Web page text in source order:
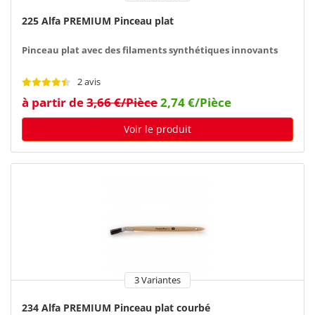
225 Alfa PREMIUM Pinceau plat
Pinceau plat avec des filaments synthétiques innovants
2 avis
à partir de3,66 €/Pièce2,74 €/Pièce
Voir le produit
3 Variantes
234 Alfa PREMIUM Pinceau plat courbé